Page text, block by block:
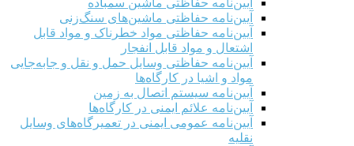
آیین‌نامه حفاظتی ماشین‌های سنگ‌زنی
آیین‌نامه حفاظتی مواد خطرناک و مواد قابل
اشتعال و مواد قابل انفجار
آیین‌نامه حفاظتی وسایل حمل و نقل و جابه‌جایی
مواد و اشیا در کارگاه‌ها
آیین‌نامه سیستم اتصال به زمین
آیین‌نامه علائم ایمنی در کارگاه‌ها
آیین‌نامه عمومی ایمنی در تعمیرگاه‌های وسایل
نقلیه